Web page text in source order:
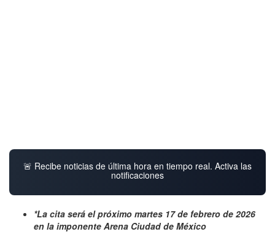
🚨 Recibe noticias de última hora en tiempo real. Activa las
notificaciones
*La cita será el próximo martes 17 de febrero de 2026
en la imponente Arena Ciudad de México